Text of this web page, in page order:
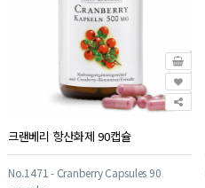
크랜베리 항산화제 90캡슐
No.1471 - Cranberry Capsules 90